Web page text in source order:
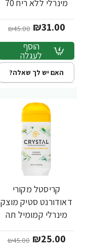
מינרלי ללא ריח 70
Body
₪31.00
₪45.00
הוסף
לעגלה
האם יש לך שאלה?
קריסטל מקורי
דאודורנט סטיק מוצק
מינרלי קמומיל תה
Crystal Body
₪25.00
₪45.00